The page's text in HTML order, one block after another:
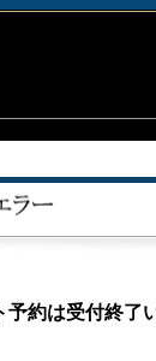
約は受付終了